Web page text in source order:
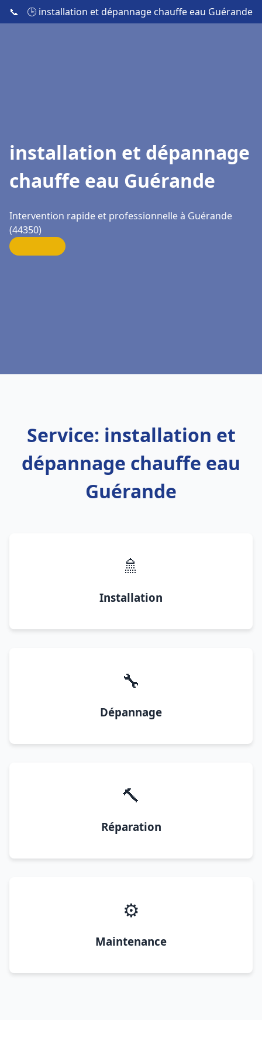
📞 🕒 installation et dépannage chauffe eau Guérande
installation et dépannage
chauffe eau Guérande
Intervention rapide et professionnelle à Guérande
(44350)
Service: installation et
dépannage chauffe eau
Guérande
🚿
Installation
🔧
Dépannage
🔨
Réparation
⚙️
Maintenance